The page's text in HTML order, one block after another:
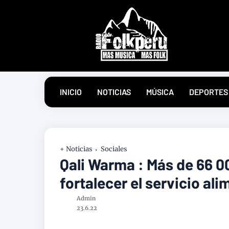
INICIO NOTICIAS MÚSICA DEPORTES
+ Noticias Sociales
Qali Warma : Más de 66
fortalecer el servicio
Admin
23.6.22